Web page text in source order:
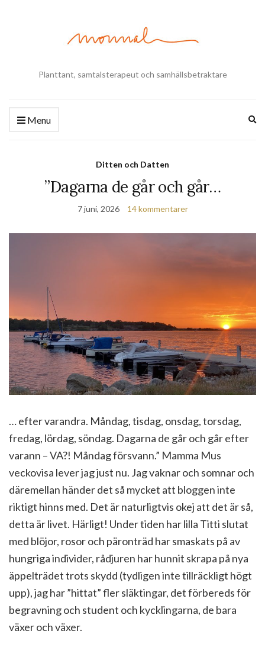
Planttant, samtalsterapeut och samhällsbetraktare
Menu
Ditten och Datten
”Dagarna de går och går…
7 juni, 2026 14 kommentarer
… efter varandra. Måndag, tisdag, onsdag, torsdag,
fredag, lördag, söndag. Dagarna de går och går efter
varann – VA?! Måndag försvann.” Mamma Mus
veckovisa lever jag just nu. Jag vaknar och somnar och
däremellan händer det så mycket att bloggen inte
riktigt hinns med. Det är naturligtvis okej att det är så,
detta är livet. Härligt! Under tiden har lilla Titti slutat
med blöjor, rosor och päronträd har smaskats på av
hungriga individer, rådjuren har hunnit skrapa på nya
äppelträdet trots skydd (tydligen inte tillräckligt högt
upp), jag har ”hittat” fler släktingar, det förbereds för
begravning och student och kycklingarna, de bara
växer och växer.